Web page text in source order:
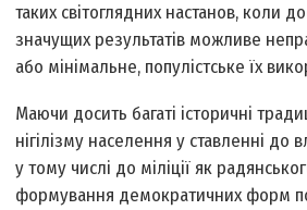
таких світоглядних настанов, коли
значущих результатів можливе
або мінімальне, популістське їх
Маючи досить багаті історичні
нігілізму населення у ставленні до
у тому числі до міліції як
формування демократичних форм